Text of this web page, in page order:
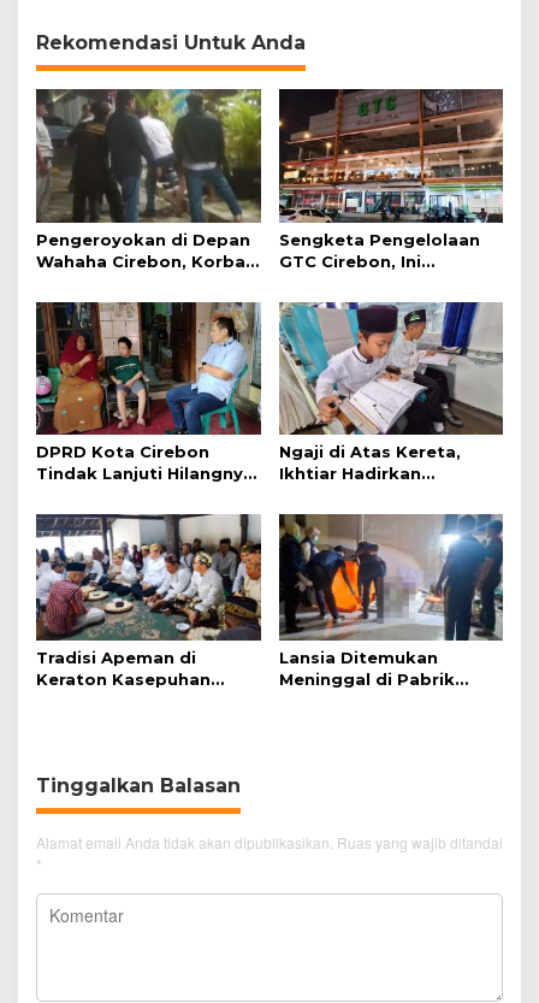
Rekomendasi Untuk Anda
Pengeroyokan di Depan
Wahaha Cirebon, Korban
Polisi
Sengketa Pengelolaan
GTC Cirebon, Ini
Simanjuntak
DPRD Kota Cirebon
Tindak Lanjuti Hilangnya
Disabilitas
Ngaji di Atas Kereta,
Ikhtiar Hadirkan
Nyaman
Tradisi Apeman di
Keraton Kasepuhan
Lansia Ditemukan
Meninggal di Pabrik
Tinggalkan Balasan
Alamat email Anda tidak akan dipublikasikan. Ruas yang wajib ditandai
*